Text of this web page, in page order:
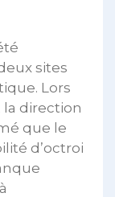
sites
Lors
la direction
que le
d’octroi